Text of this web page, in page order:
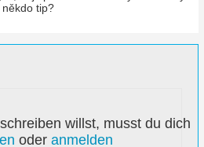
někdo tip?
willst, musst du dich
oder anmelden